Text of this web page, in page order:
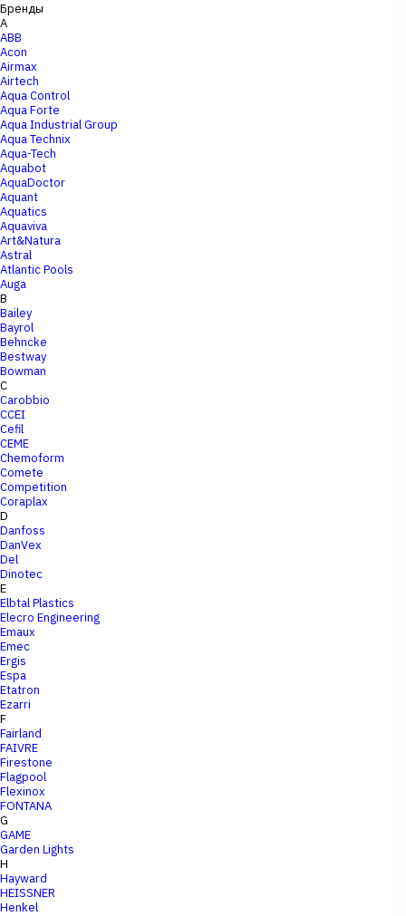
Бренды
A
ABB
Acon
Airmax
Airtech
Aqua Control
Aqua Forte
Aqua Industrial Group
Aqua Technix
Aqua-Tech
Aquabot
AquaDoctor
Aquant
Aquatics
Aquaviva
Art&Natura
Astral
Atlantic Pools
Auga
B
Bailey
Bayrol
Behncke
Bestway
Bowman
C
Carobbio
CCEI
Cefil
CEME
Chemoform
Comete
Competition
Coraplax
D
Danfoss
DanVex
Del
Dinotec
E
Elbtal Plastics
Elecro Engineering
Emaux
Emec
Ergis
Espa
Etatron
Ezarri
F
Fairland
FAIVRE
Firestone
Flagpool
Flexinox
FONTANA
G
GAME
Garden Lights
H
Hayward
HEISSNER
Henkel